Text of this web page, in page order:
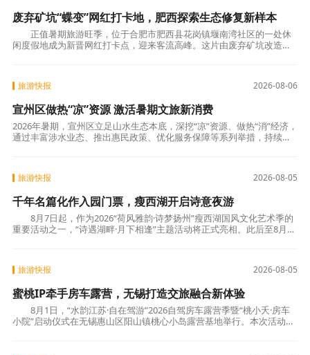
废弃矿坑“蝶变”网红打卡地，肥西探索生态修复新样本
正值暑期旅游旺季，位于合肥市肥西县花岗镇堰南湾社区的一处休
闲度假地成为新晋网红打卡点，迎来客流高峰。这片由废弃矿坑改造而
2026-08-06
旅游快报
宣州区做热“凉”资源 激活暑期文旅新消费
2026年暑期，宣州区立足山水生态本底，深挖“凉”资源、做热“消”经济，
通过丰富涉水业态、推出惠民政策、优化服务保障等系列举措，持续激
2026-08-05
旅游快报
千年名篇化作入园门票，瘦西湖开启诗意夜游
8月7日起，作为2026“荷风雅韵·诗梦扬州”瘦西湖国风文化艺术季的
重要活动之一，“诗遇湖畔·月下相逢”主题活动将正式亮相。此后至8月29
2026-08-05
旅游快报
蜜桃IP牵手房车露营，无锡打造交旅融合新体验
8月1日，“水韵江苏·自在驾游”2026自驾房车露营季暨“桃小夭·房车
小院”启动仪式在无锡惠山区阳山镇桃心小岛露营基地举行。本次活动由